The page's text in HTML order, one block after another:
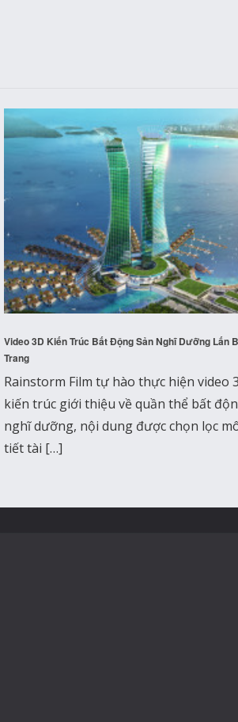
Video 3D Kiến Trúc Bất Động Sản Nghĩ Dưỡng Lấn
Trang
Rainstorm Film tự hào thực hiện video
kiến trúc giới thiệu về quần thể bất
nghĩ dưỡng, nội dung được chọn lọc
tiết tài […]